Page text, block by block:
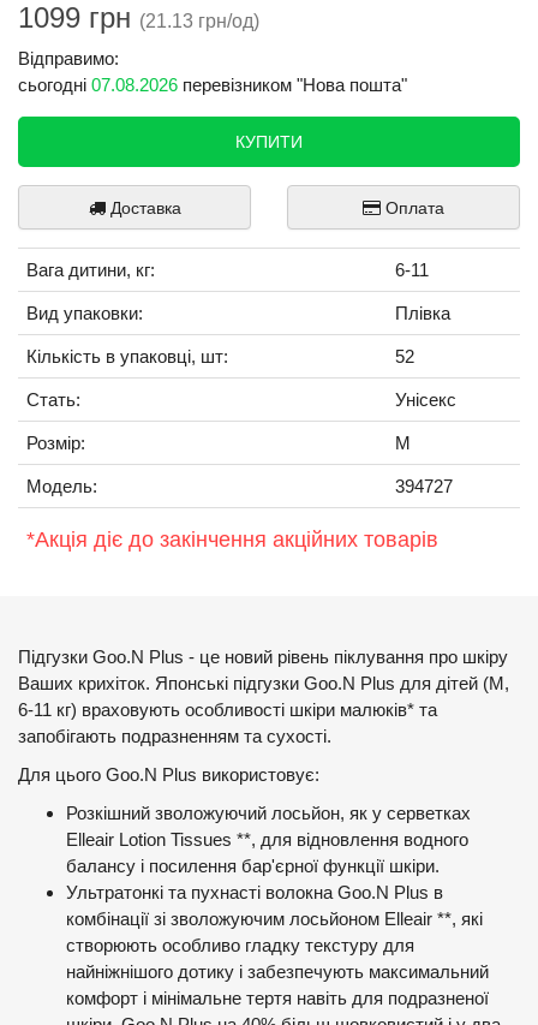
1099 грн (21.13 грн/од)
Відправимо:
сьогодні 07.08.2026 перевізником "Нова пошта"
КУПИТИ
Доставка Оплата
Вага дитини, кг: 6-11
Вид упаковки: Плівка
Кількість в упаковці, шт: 52
Стать: Унісекс
Розмір: М
Модель: 394727
*Акція діє до закінчення акційних товарів
Підгузки Goo.N Plus - це новий рівень піклування про шкіру
Ваших крихіток. Японські підгузки Goo.N Plus для дітей (М,
6-11 кг) враховують особливості шкіри малюків* та
запобігають подразненням та сухості.
Для цього Goo.N Plus використовує:
Розкішний зволожуючий лосьйон, як у серветках
Elleair Lotion Tissues **, для відновлення водного
балансу і посилення бар'єрної функції шкіри.
Ультратонкі та пухнасті волокна Goo.N Plus в
комбінації зі зволожуючим лосьйоном Elleair **, які
створюють особливо гладку текстуру для
найніжнішого дотику і забезпечують максимальний
комфорт і мінімальне тертя навіть для подразненої